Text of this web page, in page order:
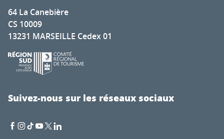
64 La Canebière
CS 10009
13231 MARSEILLE Cedex 01
Suivez-nous sur les réseaux sociaux